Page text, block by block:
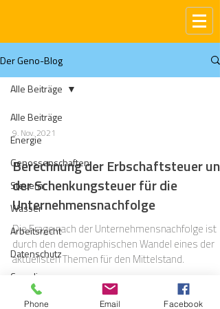
Der Geno-Blog
Alle Beiträge
Energie
Genossenschaften
Steuern
Wasser
Arbeitsrecht
Datenschutz
Compliance
Gas
Alle Beiträge
9. Nov. 2021
Berechnung der Erbschaftsteuer und
der Schenkungsteuer für die
Unternehmensnachfolge
Die Frage nach der Unternehmensnachfolge ist
durch den demographischen Wandel eines der
aktuellsten Themen für den Mittelstand.
Phone Email Facebook